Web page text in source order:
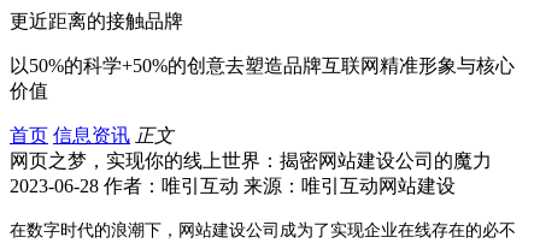
更近距离的接触品牌
以50%的科学+50%的创意去塑造品牌互联网精准形象与核心
价值
首页 信息资讯 正文
网页之梦，实现你的线上世界：揭密网站建设公司的魔力
2023-06-28 作者：唯引互动 来源：唯引互动网站建设
在数字时代的浪潮下，网站建设公司成为了实现企业在线存在的必不